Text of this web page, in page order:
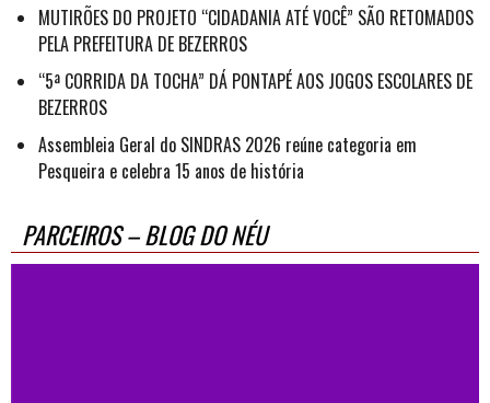
MUTIRÕES DO PROJETO “CIDADANIA ATÉ VOCÊ” SÃO RETOMADOS
PELA PREFEITURA DE BEZERROS
“5ª CORRIDA DA TOCHA” DÁ PONTAPÉ AOS JOGOS ESCOLARES DE
BEZERROS
Assembleia Geral do SINDRAS 2026 reúne categoria em
Pesqueira e celebra 15 anos de história
PARCEIROS – BLOG DO NÉU